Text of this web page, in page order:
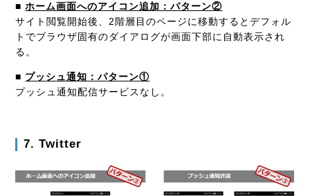
■ ホーム画面へのアイコン追加：パターン②
サイト閲覧開始後、2階層目のページに移動するとデフォル
トでブラウザ固有のダイアログが画面下部に自動表示され
る。
■ プッシュ通知：パターン①
プッシュ通知配信サービスなし。
7. Twitter